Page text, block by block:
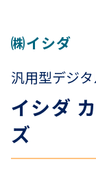
分銅
温度計
㈱イシダ
汎用型デジ
イシダ
ズ